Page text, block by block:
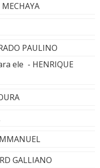
PAULINO
ele - HENRIQUE
GALLIANO